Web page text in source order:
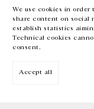
We use cookies in
share content on social
establish statistics
Technical cookies
consent.
Accept all
EN FR 中文
Inscrivez-vous à notre